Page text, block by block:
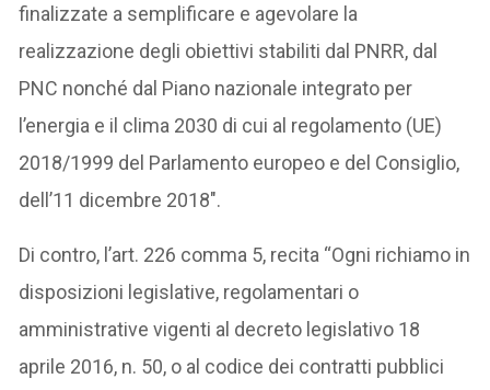
finalizzate a semplificare e agevolare la
realizzazione degli obiettivi stabiliti dal PNRR, dal
PNC nonché dal Piano nazionale integrato per
l’energia e il clima 2030 di cui al regolamento (UE)
2018/1999 del Parlamento europeo e del Consiglio,
dell’11 dicembre 2018″.
Di contro, l’art. 226 comma 5, recita “Ogni richiamo in
disposizioni legislative, regolamentari o
amministrative vigenti al decreto legislativo 18
aprile 2016, n. 50, o al codice dei contratti pubblici